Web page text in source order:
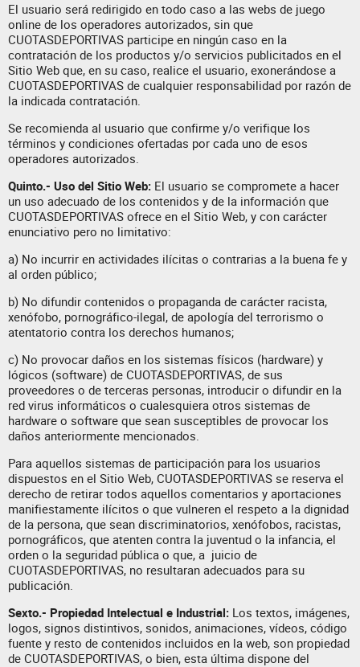
El usuario será redirigido en todo caso a las webs de juego
online de los operadores autorizados, sin que
CUOTASDEPORTIVAS participe en ningún caso en la
contratación de los productos y/o servicios publicitados en el
Sitio Web que, en su caso, realice el usuario, exonerándose a
CUOTASDEPORTIVAS de cualquier responsabilidad por razón de
la indicada contratación.
Se recomienda al usuario que confirme y/o verifique los
términos y condiciones ofertadas por cada uno de esos
operadores autorizados.
Quinto.- Uso del Sitio Web: El usuario se compromete a hacer
un uso adecuado de los contenidos y de la información que
CUOTASDEPORTIVAS ofrece en el Sitio Web, y con carácter
enunciativo pero no limitativo:
a) No incurrir en actividades ilícitas o contrarias a la buena fe y
al orden público;
b) No difundir contenidos o propaganda de carácter racista,
xenófobo, pornográfico-ilegal, de apología del terrorismo o
atentatorio contra los derechos humanos;
c) No provocar daños en los sistemas físicos (hardware) y
lógicos (software) de CUOTASDEPORTIVAS, de sus
proveedores o de terceras personas, introducir o difundir en la
red virus informáticos o cualesquiera otros sistemas de
hardware o software que sean susceptibles de provocar los
daños anteriormente mencionados.
Para aquellos sistemas de participación para los usuarios
dispuestos en el Sitio Web, CUOTASDEPORTIVAS se reserva el
derecho de retirar todos aquellos comentarios y aportaciones
manifiestamente ilícitos o que vulneren el respeto a la dignidad
de la persona, que sean discriminatorios, xenófobos, racistas,
pornográficos, que atenten contra la juventud o la infancia, el
orden o la seguridad pública o que, a juicio de
CUOTASDEPORTIVAS, no resultaran adecuados para su
publicación.
Sexto.- Propiedad Intelectual e Industrial: Los textos, imágenes,
logos, signos distintivos, sonidos, animaciones, vídeos, código
fuente y resto de contenidos incluidos en la web, son propiedad
de CUOTASDEPORTIVAS, o bien, esta última dispone del